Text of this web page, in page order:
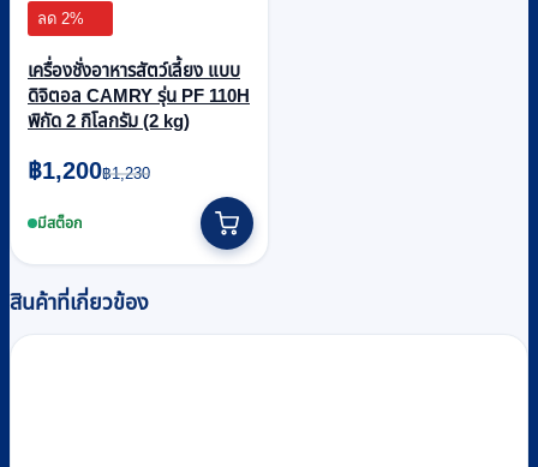
ลด 2%
เครื่องชั่งอาหารสัตว์เลี้ยง แบบ
ดิจิตอล CAMRY รุ่น PF 110H
พิกัด 2 กิโลกรัม (2 kg)
฿1,230
Original
price
was:
฿1,200
Current
price
is:มีสต็อก
สินค้าที่เกี่ยวข้อง